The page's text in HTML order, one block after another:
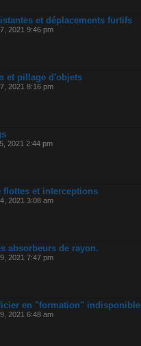
et déplacements furtifs
2021 9:46 pm
et pillage d'objets
2021 8:16 pm
2021 2:44 pm
flottes et interceptions
2021 3:08 am
absorbeurs de rayon.
2021 7:47 pm
en "formation" indisponible
2021 6:48 am